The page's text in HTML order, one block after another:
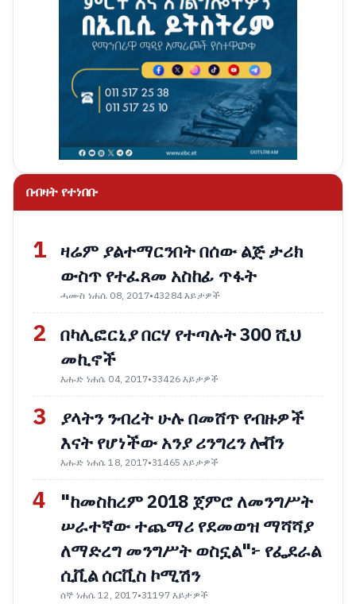
በብዛት የተነበቡ
1 ዛሬም ያልተማርንበት በሰው ልጅ ታሪክ
ውስጥ የተፈጸመ አስከፊ ጥፋት
ሓሙስ ነሐሴ 08, 2017•43284 እይታዎች
2 በካሊፎርኒያ በርሃ የተጣሉት 300 ሺህ
መኪኖች
እሑድ ነሐሴ 04, 2017•33426 እይታዎች
3
ያላትን ንብረት ሁሉ በመሸጥ የብዙዎች
እናት የሆነችው አንያ ሪንግረን ሎቨን
እሑድ ነሐሴ 18, 2017•31465 እይታዎች
4
"ከመስከረም 2018 ጀምሮ ለመንግሥት
ሠራተኛው ተጨማሪ የደመወዝ ማሻሻያ
ለማድረግ መንግሥት ወስኗል"፦ የፌደራል
ሲቪል ሰርቪስ ኮሚሽን
ሰኞ ነሐሴ 12, 2017•31197 እይታዎች